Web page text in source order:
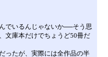
でいるんじゃないか──そう思
文庫本だけでちょうど50冊だ
ったが、実際には全作品の半